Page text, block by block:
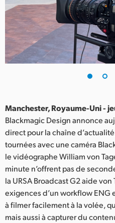
Denmark
Finland
France
India
Italy
Japan
Mexico
Manchester, Royaume-Uni -
Blackmagic Design annonce
direct pour la chaîne
tournées avec une caméra
le vidéographe William von
minute n’offrent pas de
la URSA Broadcast G2 aide
exigences d’un workflow ENG
à filmer facilement à la volée,
mais aussi à capturer du